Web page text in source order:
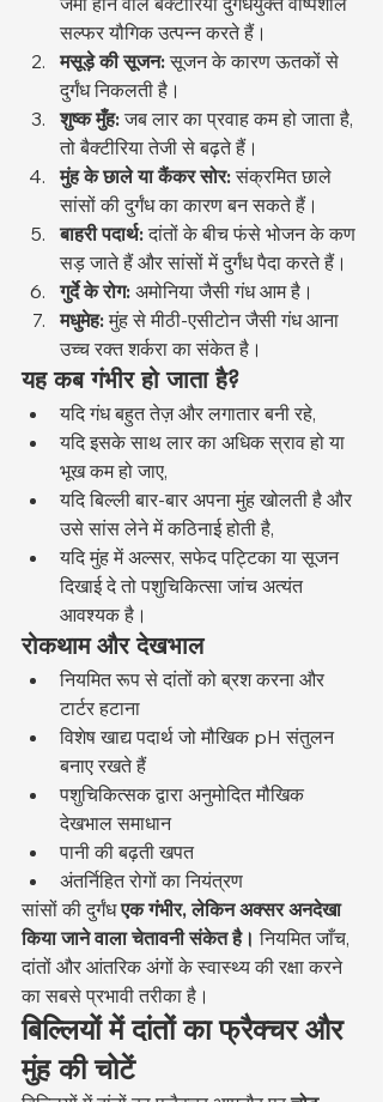
सल्फर यौगिक उत्पन्न करते हैं।
मसूड़े की सूजन: सूजन के कारण ऊतकों से
दुर्गंध निकलती है।
शुष्क मुँह: जब लार का प्रवाह कम हो जाता है,
तो बैक्टीरिया तेजी से बढ़ते हैं।
मुंह के छाले या कैंकर सोर: संक्रमित छाले
सांसों की दुर्गंध का कारण बन सकते हैं।
बाहरी पदार्थ: दांतों के बीच फंसे भोजन के कण
सड़ जाते हैं और सांसों में दुर्गंध पैदा करते हैं।
गुर्दे के रोग: अमोनिया जैसी गंध आम है।
मधुमेह: मुंह से मीठी-एसीटोन जैसी गंध आना
उच्च रक्त शर्करा का संकेत है।
यह कब गंभीर हो जाता है?
यदि गंध बहुत तेज़ और लगातार बनी रहे,
यदि इसके साथ लार का अधिक स्राव हो या
भूख कम हो जाए,
यदि बिल्ली बार-बार अपना मुंह खोलती है और
उसे सांस लेने में कठिनाई होती है,
यदि मुंह में अल्सर, सफेद पट्टिका या सूजन
दिखाई दे तो पशुचिकित्सा जांच अत्यंत
आवश्यक है।
रोकथाम और देखभाल
नियमित रूप से दांतों को ब्रश करना और
टार्टर हटाना
विशेष खाद्य पदार्थ जो मौखिक pH संतुलन
बनाए रखते हैं
पशुचिकित्सक द्वारा अनुमोदित मौखिक
देखभाल समाधान
पानी की बढ़ती खपत
अंतर्निहित रोगों का नियंत्रण
सांसों की दुर्गंध एक गंभीर, लेकिन अक्सर अनदेखा
किया जाने वाला चेतावनी संकेत है। नियमित जाँच,
दांतों और आंतरिक अंगों के स्वास्थ्य की रक्षा करने
का सबसे प्रभावी तरीका है।
बिल्लियों में दांतों का फ्रैक्चर और
मुंह की चोटें